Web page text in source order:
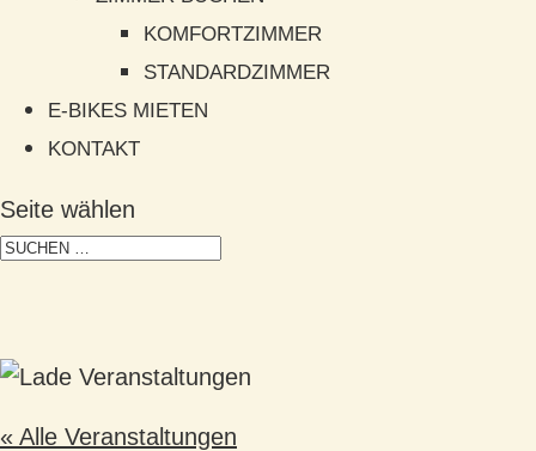
KOMFORTZIMMER
STANDARDZIMMER
E-BIKES MIETEN
KONTAKT
Seite wählen
« Alle Veranstaltungen